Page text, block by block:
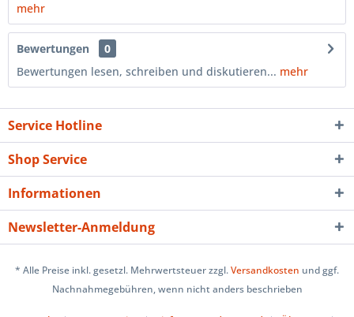
mehr
Bewertungen
0
Bewertungen lesen, schreiben und diskutieren... mehr
Service Hotline
Shop Service
Informationen
Newsletter-Anmeldung
* Alle Preise inkl. gesetzl. Mehrwertsteuer zzgl.Versandkosten und ggf.
Nachnahmegebühren, wenn nicht anders beschrieben